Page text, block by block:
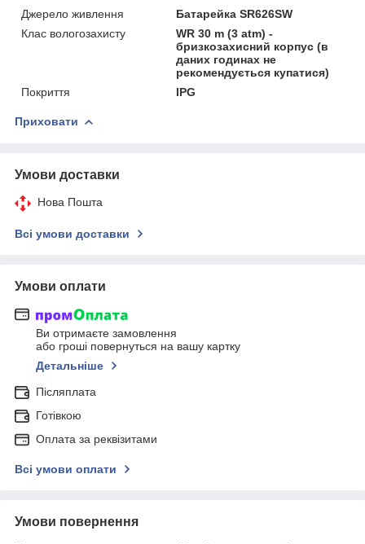
Джерело живлення
Батарейка SR626SW
Клас вологозахисту
WR 30 m (3 atm) -
бризкозахисний корпус (в
даних годинах не
рекомендується купатися)
Покриття
IPG
Приховати
Умови доставки
Нова Пошта
Всі умови доставки
Умови оплати
Ви отримаєте замовлення
або гроші повернуться на вашу картку
Детальніше
Післяплата
Готівкою
Оплата за реквізитами
Всі умови оплати
Умови повернення